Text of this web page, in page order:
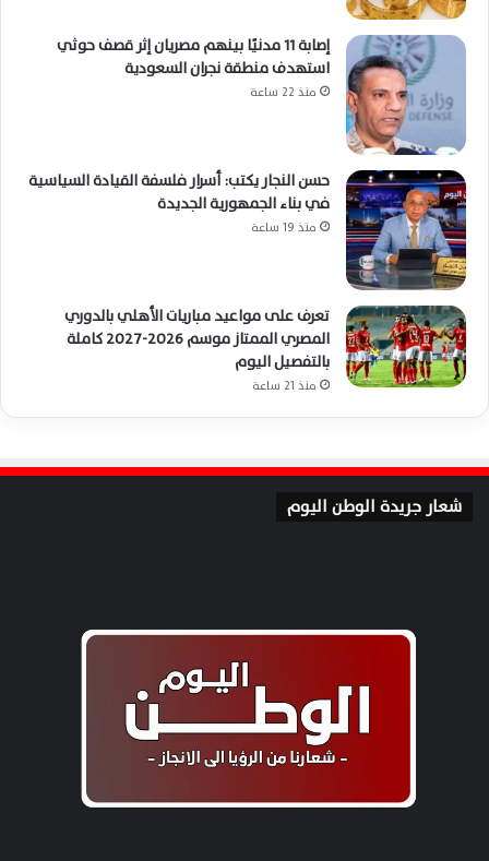
إصابة 11 مدنيًا بينهم مصريان إثر قصف حوثي
استهدف منطقة نجران السعودية
منذ 22 ساعة
حسن النجار يكتب: أسرار فلسفة القيادة السياسية
في بناء الجمهورية الجديدة
منذ 19 ساعة
تعرف على مواعيد مباريات الأهلي بالدوري
المصري الممتاز موسم 2026-2027 كاملة
بالتفصيل اليوم
منذ 21 ساعة
شعار جريدة الوطن اليوم